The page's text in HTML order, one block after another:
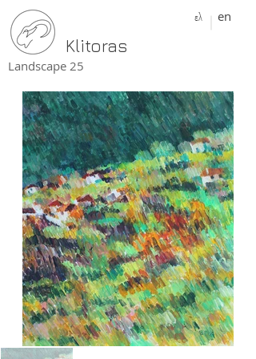
Klitoras
ελ en
Landscape 25